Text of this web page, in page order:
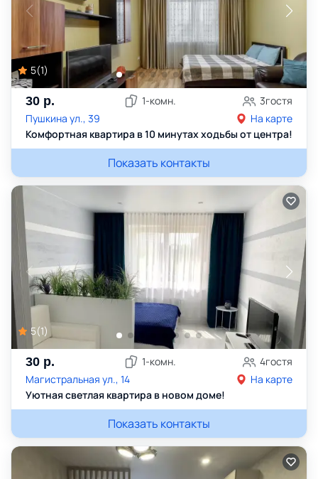
5(1)
30 р. 1-комн. 3гостя
Пушкина ул., 39
На карте
Комфортная квартира в 10 минутах ходьбы от центра!
Показать контакты
5(1)
30 р. 1-комн. 4гостя
Магистральная ул., 14
На карте
Уютная светлая квартира в новом доме!
Показать контакты